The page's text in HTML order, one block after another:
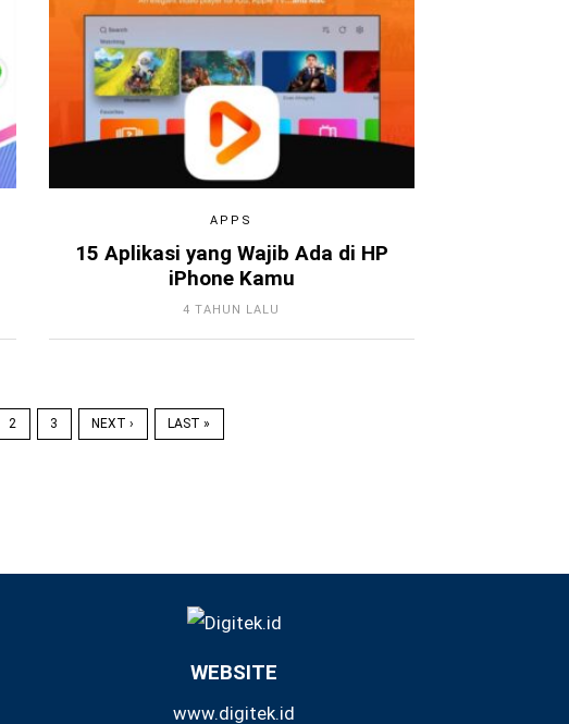
APPS
15 Aplikasi yang Wajib Ada di HP
iPhone Kamu
4 TAHUN LALU
2 3 NEXT › LAST »
WEBSITE
www.digitek.id